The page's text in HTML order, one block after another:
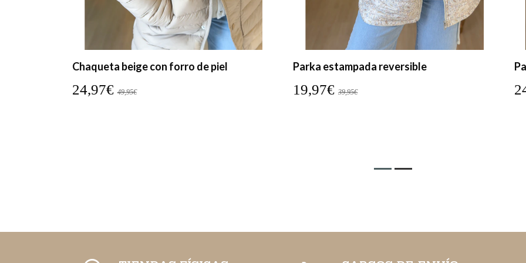
Chaqueta beige con forro de piel
24,97€ 49,95€
Parka estampada reversible
19,97€ 39,95€